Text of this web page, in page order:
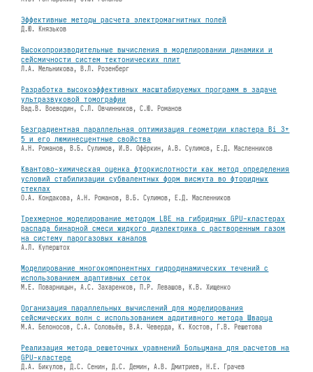
Эффективные методы расчета электромагнитных полей
Д.Ю. Князьков
Высокопроизводительные вычисления в моделировании динамики и
сейсмичности систем тектонических плит
Л.А. Мельникова, В.Л. Розенберг
Разработка высокоэффективных масштабируемых программ в задаче
ультразвуковой томографии
Вад.В. Воеводин, С.Л. Овчинников, С.Ю. Романов
Безградиентная параллельная оптимизация геометрии кластера Bi 3+
5 и его люминесцентные свойства
А.Н. Романов, В.Б. Сулимов, И.В. Офёркин, А.В. Сулимов, Е.Д. Масленников
Квантово-химическая оценка фторкислотности как метод определения
условий стабилизации субвалентных форм висмута во фторидных
стеклах
О.А. Кондакова, А.Н. Романов, В.Б. Сулимов, Е.Д. Масленников
Трехмерное моделирование методом LBE на гибридных GPU-кластерах
распада бинарной смеси жидкого диэлектрика с растворенным газом
на систему парогазовых каналов
А.Л. Куперштох
Моделирование многокомпонентных гидродинамических течений с
использованием адаптивных сеток
М.Е. Поварницын, А.С. Захаренков, П.Р. Левашов, К.В. Хищенко
Организация параллельных вычислений для моделирования
сейсмических волн с использованием аддитивного метода Шварца
М.А. Белоносов, С.А. Соловьёв, В.А. Чеверда, К. Костов, Г.В. Решетова
Реализация метода решеточных уравнений Больцмана для расчетов на
GPU-кластере
Д.А. Бикулов, Д.С. Сенин, Д.С. Демин, А.В. Дмитриев, Н.Е. Грачев